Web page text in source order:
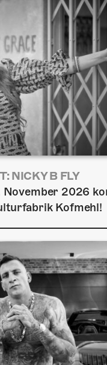
NICKY B FLY
November 2026
Kofmehl!